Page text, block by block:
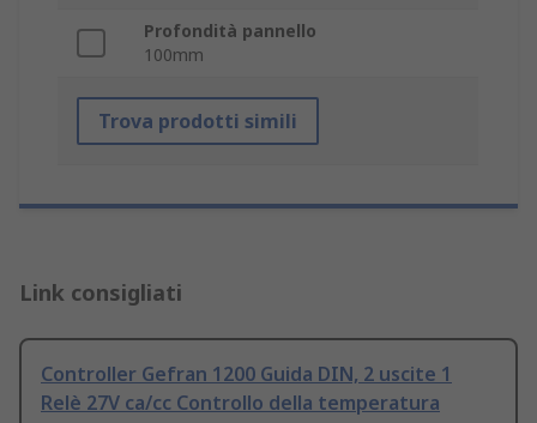
Profondità pannello
100mm
Trova prodotti simili
Link consigliati
Controller Gefran 1200 Guida DIN, 2 uscite 1
Relè 27V ca/cc Controllo della temperatura